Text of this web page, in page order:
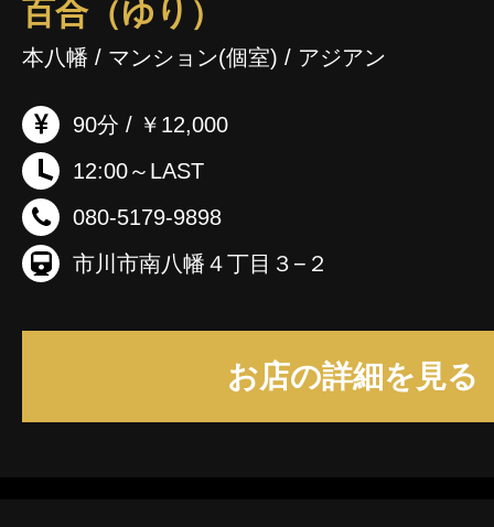
百合（ゆり）
本八幡 / マンション(個室) / アジアン
90分 / ￥12,000
12:00～LAST
080-5179-9898
市川市南八幡４丁目３−２
お店の詳細を見る